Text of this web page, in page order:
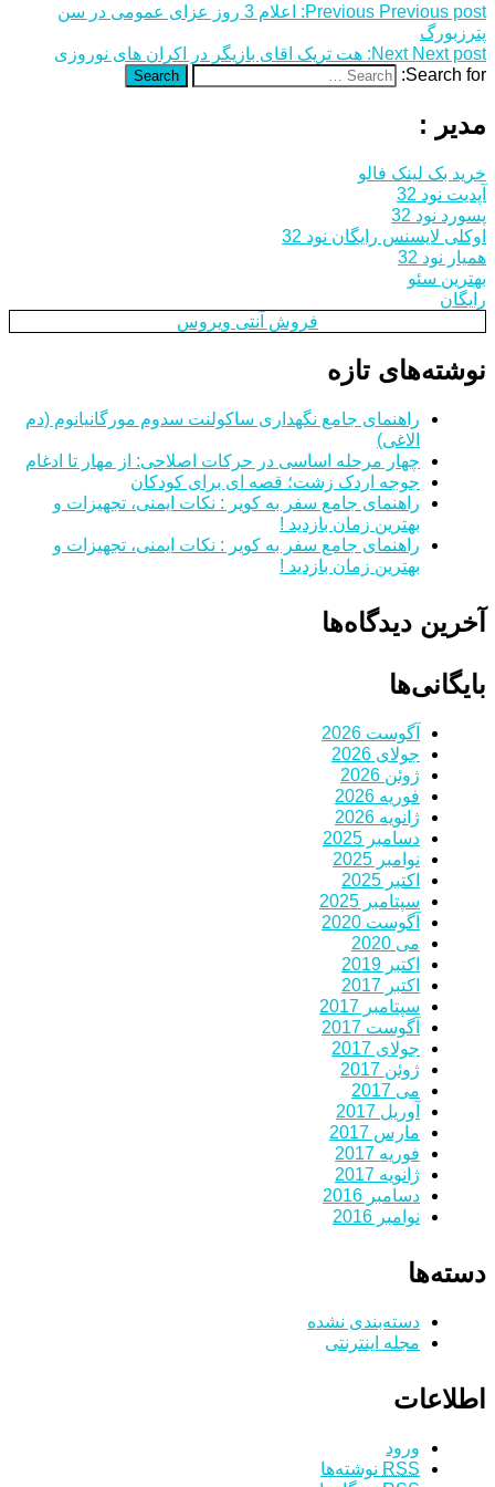
Previous Previous post:
اعلام 3 روز عزای عمومی در سن
پترزبورگ
Next Next post:
هت تریک اقای بازیگر در اکران‌ هاى نوروزى
Search for:
Search
مدیر :
خرید بک لینک فالو
آپدیت نود 32
پسورد نود 32
اوکلی لایسنس رایگان نود 32
همیار نود 32
بهترین سئو
رایگان
فروش آنتی ویروس
نوشته‌های تازه
راهنمای جامع نگهداری ساکولنت سدوم مورگانیانوم (دم
الاغی)
چهار مرحله اساسی در حرکات اصلاحی: از مهار تا ادغام
جوجه اردک زشت؛ قصه ای برای کودکان
راهنمای جامع سفر به کویر : نکات ایمنی، تجهیزات و
بهترین زمان بازدید !
راهنمای جامع سفر به کویر : نکات ایمنی، تجهیزات و
بهترین زمان بازدید !
آخرین دیدگاه‌ها
بایگانی‌ها
آگوست 2026
جولای 2026
ژوئن 2026
فوریه 2026
ژانویه 2026
دسامبر 2025
نوامبر 2025
اکتبر 2025
سپتامبر 2025
آگوست 2020
می 2020
اکتبر 2019
اکتبر 2017
سپتامبر 2017
آگوست 2017
جولای 2017
ژوئن 2017
می 2017
آوریل 2017
مارس 2017
فوریه 2017
ژانویه 2017
دسامبر 2016
نوامبر 2016
دسته‌ها
دسته‌بندی نشده
مجله اینترنتی
اطلاعات
ورود
RSS نوشته‌ها